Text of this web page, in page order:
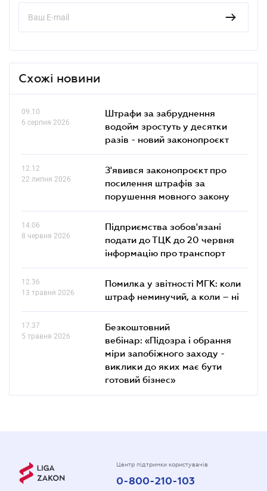
Схожі новини
09.10
6 серпня 2026
Штрафи за забруднення
водойм зростуть у десятки
разів - новий законопроєкт
12.12
22 липня 2026
З'явився законопроєкт про
посилення штрафів за
порушення мовного закону
14.06
8 червня 2026
Підприємства зобов'язані
подати до ТЦК до 20 червня
інформацію про транспорт
12.36
13 травня 2026
Помилка у звітності МГК: коли
штраф неминучий, а коли – ні
17.37
5 травня 2026
Безкоштовний
вебінар: «Підозра і обрання
міри запобіжного заходу -
виклики до яких має бути
готовий бізнес»
Центр підтримки користувачів
0-800-210-103